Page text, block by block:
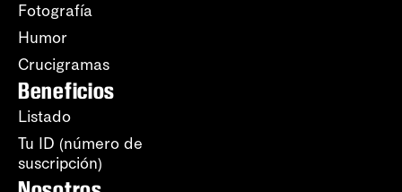
Fotografía
Humor
Crucigramas
Beneficios
Listado
Tu ID (número de
suscripción)